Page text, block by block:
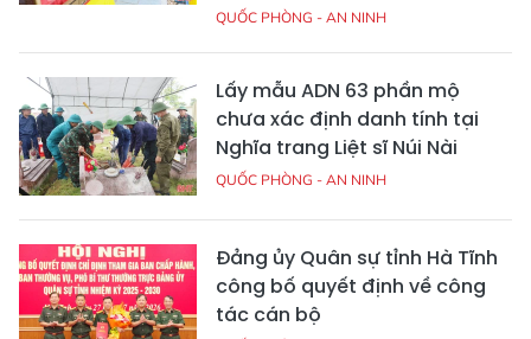
QUỐC PHÒNG - AN NINH
Lấy mẫu ADN 63 phần mộ
chưa xác định danh tính tại
Nghĩa trang Liệt sĩ Núi Nài
QUỐC PHÒNG - AN NINH
Đảng ủy Quân sự tỉnh Hà Tĩnh
công bố quyết định về công
tác cán bộ